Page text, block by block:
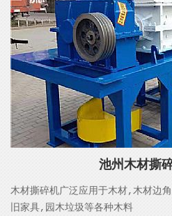
池州木材撕
木材撕碎机广泛应用于木材,木材边
旧家具,园木垃圾等各种木料